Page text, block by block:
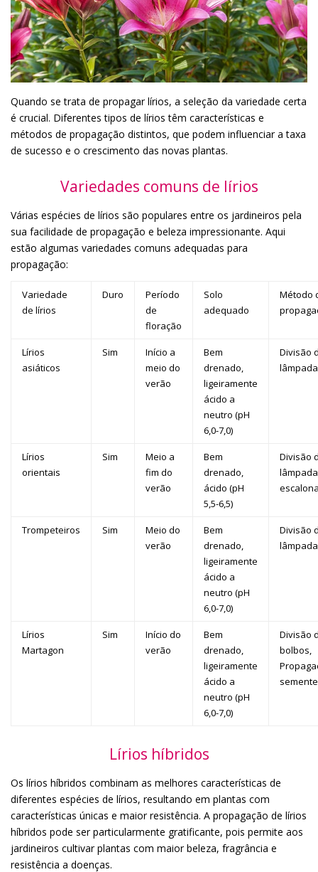
Quando se trata de propagar lírios, a seleção da variedade certa
é crucial. Diferentes tipos de lírios têm características e
métodos de propagação distintos, que podem influenciar a taxa
de sucesso e o crescimento das novas plantas.
Variedades comuns de lírios
Várias espécies de lírios são populares entre os jardineiros pela
sua facilidade de propagação e beleza impressionante. Aqui
estão algumas variedades comuns adequadas para
propagação:
Variedade
de lírios
Duro
Período
de
floração
Solo
adequado
Método
Lírios
asiáticos
Sim
Início a
meio do
verão
Bem
drenado,
ligeiramente
ácido a
neutro (pH
6,0-7,0)
Divisão
Lírios
orientais
Sim
Meio a
fim do
verão
Bem
drenado,
ácido (pH
5,5-6,5)
Divisão
Trompeteiros Sim
Meio do
verão
Bem
drenado,
ligeiramente
ácido a
neutro (pH
6,0-7,0)
Divisão
Lírios
Martagon
Sim
Início do
verão
Bem
drenado,
ligeiramente
ácido a
neutro (pH
6,0-7,0)
Divisão
bolbos,
Lírios híbridos
Os lírios híbridos combinam as melhores características de
diferentes espécies de lírios, resultando em plantas com
características únicas e maior resistência. A propagação de lírios
híbridos pode ser particularmente gratificante, pois permite aos
jardineiros cultivar plantas com maior beleza, fragrância e
resistência a doenças.